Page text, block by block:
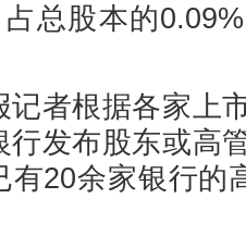
总股本的
根据各家上
行发布股东或高
20余家银行的